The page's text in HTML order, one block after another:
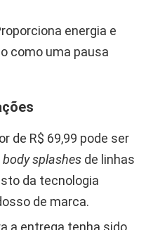
energia e
como uma pausa
de R$ 69,99 pode ser
body splashes de linhas
da tecnologia
de marca.
a entrega tenha sido